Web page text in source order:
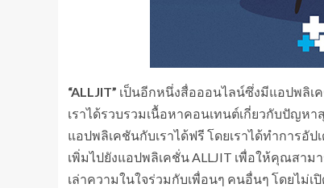
“ALLJIT” เป็นอีกหนึ่งสื่อออนไลน์ซึ่งมีแอปพลิเ
เราได้รวบรวมเนื้อหาคอนเทนต์เกี่ยวกับปัญห
แอปพลิเคชันกับเราได้ฟรี โดยเราได้ทำการ
เพิ่มไปยังแอปพลิเคชั่น ALLJIT เพื่อให้คุณสาม
เล่าความในใจร่วมกับเพื่อนๆ คนอื่นๆ โดยไม่